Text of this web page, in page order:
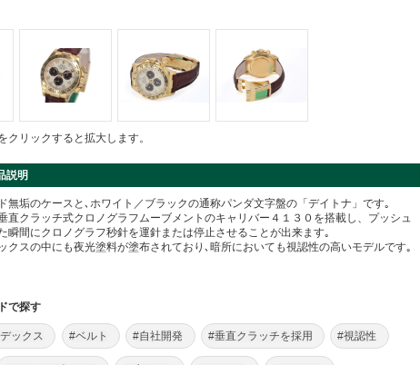
クリックすると拡大します。
説明
無垢のケースと､ホワイト／ブラックの通称パンダ文字盤の「デイトナ」です｡
直クラッチ式クロノグラフムーブメントのキャリバー４１３０を搭載し、プッシュ
瞬間にクロノグラフ秒針を運針または停止させることが出来ます｡
クスの中にも夜光塗料が塗布されており､暗所においても視認性の高いモデルです｡
で探す
ックス #ベルト #自社開発 #垂直クラッチを採用 #視認性